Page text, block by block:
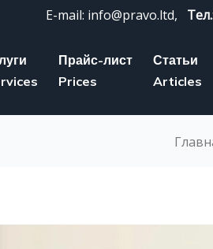
E-mail: info@pravo.ltd,
Прайс-лист
Prices
Статьи
Articles